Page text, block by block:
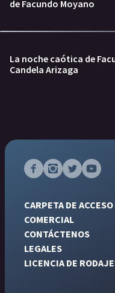
de Facundo Moyano
La noche caótica de
Candela Arizaga
CARPETA DE
COMERCIAL
CONTÁCTENOS
LEGALES
LICENCIA DE